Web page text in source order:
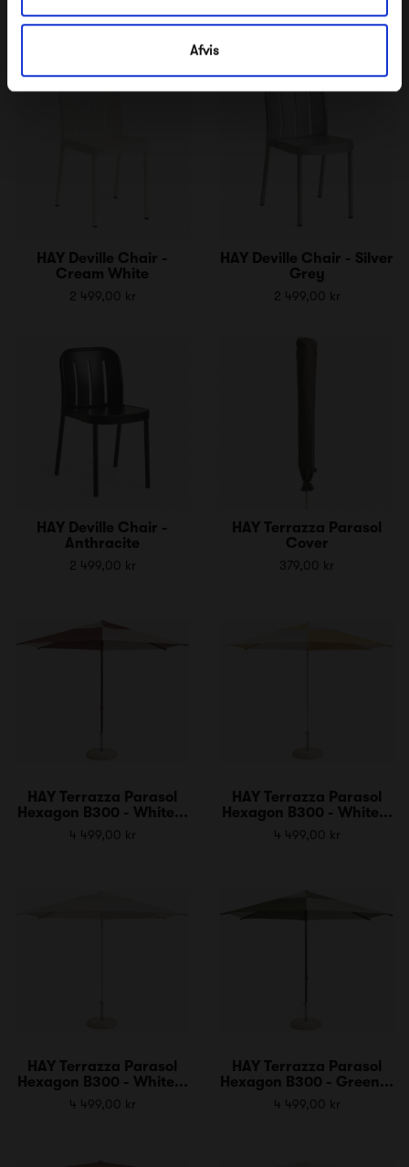
Afvis
2 499,00 kr 2 499,00 kr
HAY Deville Chair -
Cream White
2 499,00 kr
HAY Deville Chair - Silver
Grey
2 499,00 kr
HAY Deville Chair -
Anthracite
2 499,00 kr
HAY Terrazza Parasol
Cover
379,00 kr
HAY Terrazza Parasol
Hexagon B300 - White...
4 499,00 kr
HAY Terrazza Parasol
Hexagon B300 - White...
4 499,00 kr
HAY Terrazza Parasol
Hexagon B300 - White...
4 499,00 kr
HAY Terrazza Parasol
Hexagon B300 - Green...
4 499,00 kr